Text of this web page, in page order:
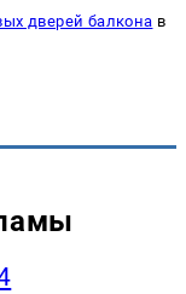
дверей балкона в